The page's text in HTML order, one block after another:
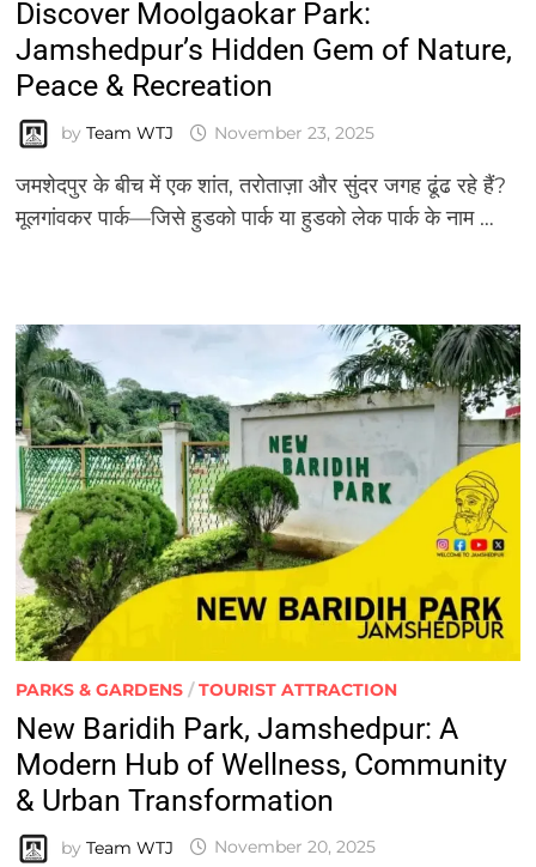
Discover Moolgaokar Park:
Jamshedpur’s Hidden Gem of Nature,
Peace & Recreation
by Team WTJ November 23, 2025
जमशेदपुर के बीच में एक शांत, तरोताज़ा और सुंदर जगह ढूंढ रहे हैं?
मूलगांवकर पार्क—जिसे हुडको पार्क या हुडको लेक पार्क के नाम …
PARKS & GARDENS/TOURIST ATTRACTION
New Baridih Park, Jamshedpur: A
Modern Hub of Wellness, Community
& Urban Transformation
by Team WTJ November 20, 2025